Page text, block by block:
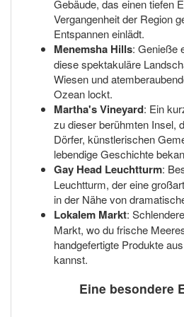
Gebäude, das einen tiefen
Vergangenheit der Region
Entspannen einlädt.
Menemsha Hills: Genieße
diese spektakuläre
Wiesen und
Ozean lockt.
Martha's Vineyard: Ein
zu dieser berühmten Insel,
Dörfer, künstlerischen
lebendige Geschichte
Gay Head Leuchtturm:
Leuchtturm, der eine
in der Nähe von
Lokalem Markt:
Markt, wo du frische
handgefertigte Produkte
kannst.
Eine besondere